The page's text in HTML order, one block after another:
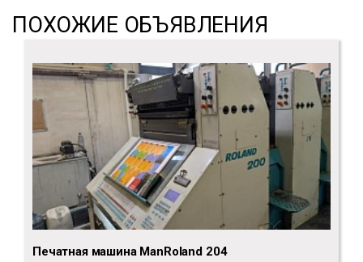
ПОХОЖИЕ ОБЪЯВЛЕНИЯ
Печатная машина ManRoland 204